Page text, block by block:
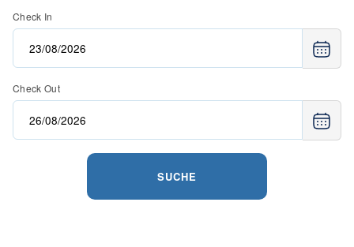
Check In
Check Out
SUCHE